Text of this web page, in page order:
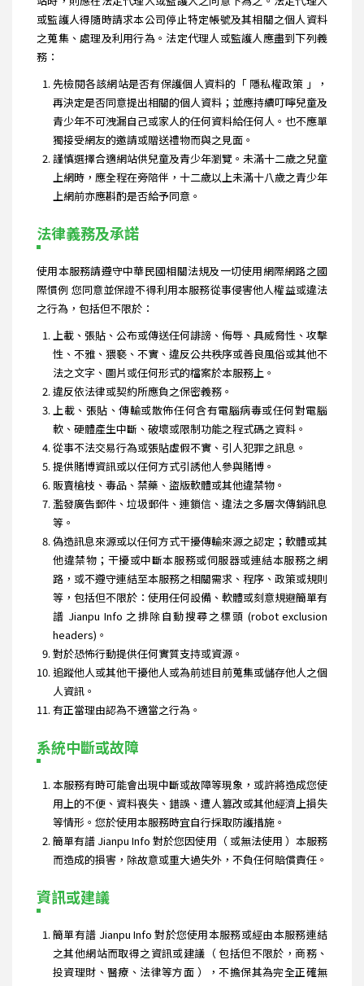
或監護人得隨時請求本公司停止特定帳號及其相關之個人資料
之蒐集、處理及利用行為。法定代理人或監護人應盡到下列義
務：
先檢閱各該網站是否有保護個人資料的「 隱私權政策 」，
再決定是否同意提出相關的個人資料；並應持續叮嚀兒童及
青少年不可洩漏自己或家人的任何資料給任何人。也不應單
獨接受網友的邀請或贈送禮物而與之見面。
謹慎選擇合適網站供兒童及青少年瀏覽。未滿十二歲之兒童
上網時，應全程在旁陪伴，十二歲以上未滿十八歲之青少年
上網前亦應斟酌是否給予同意。
法律義務及承諾
使用本服務請遵守中華民國相關法規及一切使用網際網路之國
際慣例 您同意並保證不得利用本服務從事侵害他人權益或違法
之行為，包括但不限於：
上載、張貼、公布或傳送任何誹謗、侮辱、具威脅性、攻擊
性、不雅、猥褻、不實、違反公共秩序或善良風俗或其他不
法之文字、圖片或任何形式的檔案於本服務上。
違反依法律或契約所應負之保密義務。
上載、張貼、傳輸或散佈任何含有電腦病毒或任何對電腦
軟、硬體產生中斷、破壞或限制功能之程式碼之資料。
從事不法交易行為或張貼虛假不實、引人犯罪之訊息。
提供賭博資訊或以任何方式引誘他人參與賭博。
販賣槍枝、毒品、禁藥、盜版軟體或其他違禁物。
濫發廣告郵件、垃圾郵件、連鎖信、違法之多層次傳銷訊息
等。
偽造訊息來源或以任何方式干擾傳輸來源之認定；軟體或其
他違禁物；干擾或中斷本服務或伺服器或連結本服務之網
路，或不遵守連結至本服務之相關需求、程序、政策或規則
等，包括但不限於：使用任何設備、軟體或刻意規避簡單有
譜 Jianpu Info 之排除自動搜尋之標頭 (robot exclusion
headers)。
對於恐怖行動提供任何實質支持或資源。
追蹤他人或其他干擾他人或為前述目前蒐集或儲存他人之個
人資訊。
有正當理由認為不適當之行為。
系統中斷或故障
本服務有時可能會出現中斷或故障等現象，或許將造成您使
用上的不便、資料喪失、錯誤、遭人篡改或其他經濟上損失
等情形。您於使用本服務時宜自行採取防護措施。
簡單有譜 Jianpu Info 對於您因使用（ 或無法使用 ）本服務
而造成的損害，除故意或重大過失外，不負任何賠償責任。
資訊或建議
簡單有譜 Jianpu Info 對於您使用本服務或經由本服務連結
之其他網站而取得之資訊或建議（ 包括但不限於，商務、
投資理財、醫療、法律等方面 ），不擔保其為完全正確無